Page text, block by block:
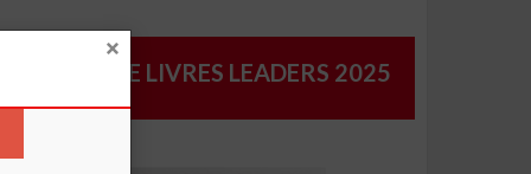
CATALOGUE LIVRES LEADERS 2025